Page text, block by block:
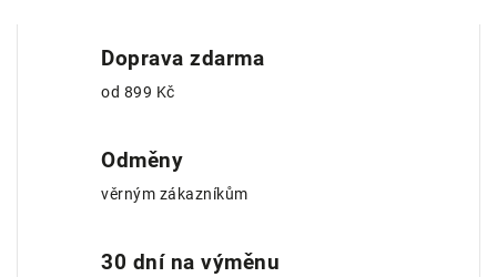
Doprava zdarma
od 899 Kč
Odměny
věrným zákazníkům
30 dní na výměnu